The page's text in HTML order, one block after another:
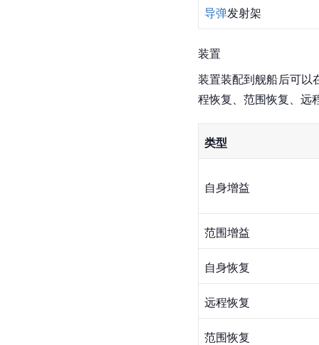
导弹发射架
装置
装置装配到舰船后可以
程恢复、范围恢复、远
类型
自身增益
范围增益
自身恢复
远程恢复
范围恢复